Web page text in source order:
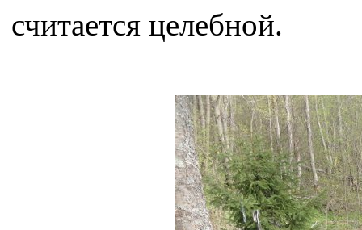
считается целебной.